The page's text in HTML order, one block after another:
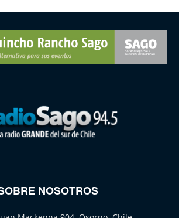
NOSOTROS